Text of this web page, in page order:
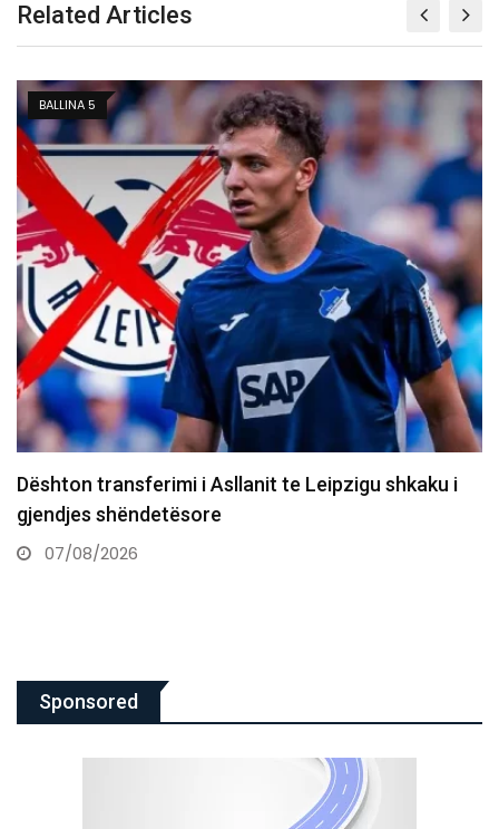
Related Articles
BALLINA 5
10 vjet nga e arta historike e Majlinda Kelmendit
në…
07/08/2026
Sponsored